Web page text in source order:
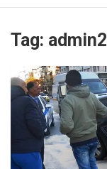
Tag: admin2